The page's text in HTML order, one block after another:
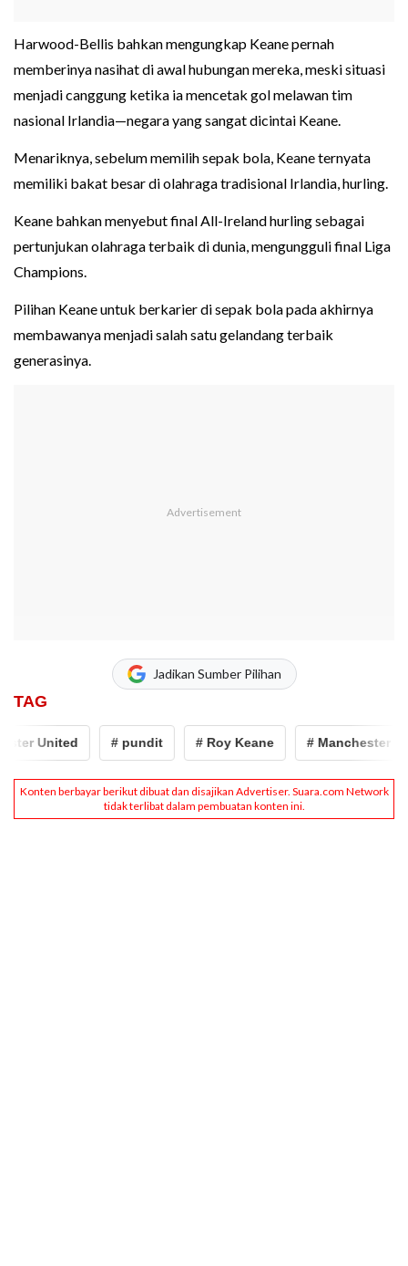
Harwood-Bellis bahkan mengungkap Keane pernah
memberinya nasihat di awal hubungan mereka, meski situasi
menjadi canggung ketika ia mencetak gol melawan tim
nasional Irlandia—negara yang sangat dicintai Keane.
Menariknya, sebelum memilih sepak bola, Keane ternyata
memiliki bakat besar di olahraga tradisional Irlandia, hurling.
Keane bahkan menyebut final All-Ireland hurling sebagai
pertunjukan olahraga terbaik di dunia, mengungguli final Liga
Champions.
Pilihan Keane untuk berkarier di sepak bola pada akhirnya
membawanya menjadi salah satu gelandang terbaik
generasinya.
Jadikan Sumber Pilihan
TAG
United # pundit # Roy Keane # Manchester